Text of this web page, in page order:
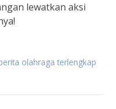
lewatkan aksi
olahraga terlengkap